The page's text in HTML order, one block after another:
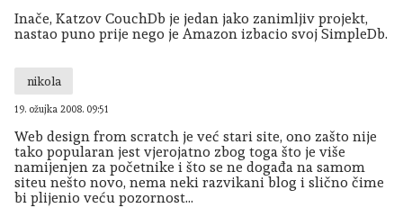
Inače, Katzov CouchDb je jedan jako zanimljiv projekt,
nastao puno prije nego je Amazon izbacio svoj SimpleDb.
nikola
19. ožujka 2008. 09:51
Web design from scratch je već stari site, ono zašto nije
tako popularan jest vjerojatno zbog toga što je više
namijenjen za početnike i što se ne događa na samom
siteu nešto novo, nema neki razvikani blog i slično čime
bi plijenio veću pozornost...